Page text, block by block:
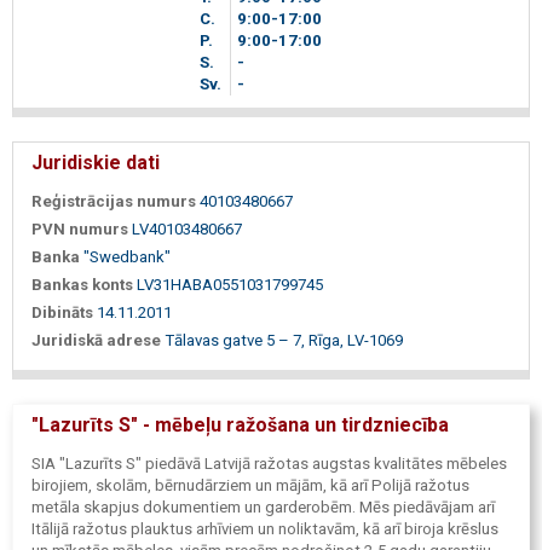
C.
9 00-17 00
P.
9 00-17 00
S.
-
Sv.
-
Juridiskie dati
Reģistrācijas numurs 40103480667
PVN numurs LV40103480667
Banka "Swedbank"
Bankas konts LV31HABA0551031799745
Dibināts 14.11.2011
Juridiskā adrese Tālavas gatve 5 – 7, Rīga, LV-1069
"Lazurīts S" - mēbeļu ražošana un tirdzniecība
SIA "Lazurīts S" piedāvā Latvijā ražotas augstas kvalitātes mēbeles
birojiem, skolām, bērnudārziem un mājām, kā arī Polijā ražotus
metāla skapjus dokumentiem un garderobēm. Mēs piedāvājam arī
Itālijā ražotus plauktus arhīviem un noliktavām, kā arī biroja krēslus